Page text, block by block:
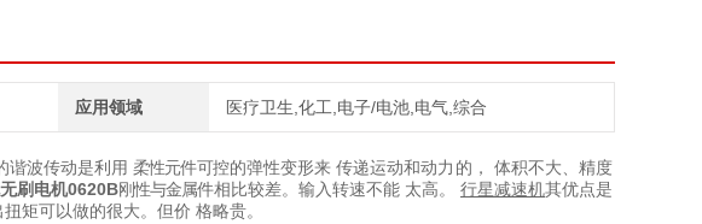
应用领域 医疗卫生,化工,电子/电池,电气,综合
谐波传动是利 用 柔性元件可控的弹性变形来 传递运动和动力的，
体积不大、精度
刷电机0620B刚性与金属件相比较差。输入转速不能 太高。 行星减速机其优点是
矩可以做的很大。但价 格略贵。